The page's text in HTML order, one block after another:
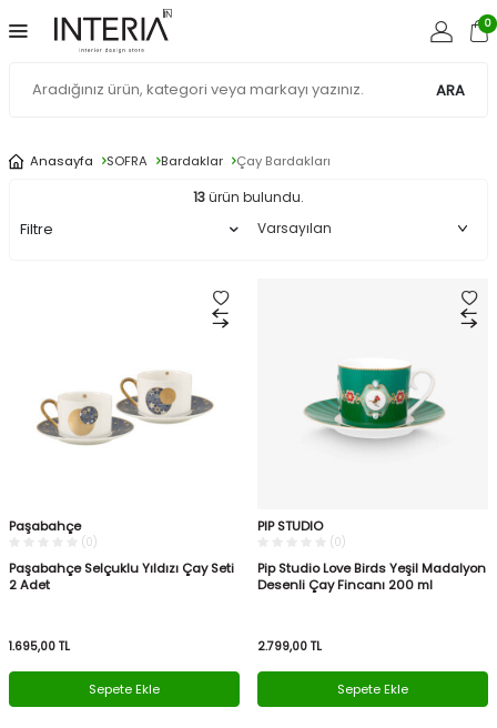
ARA
0
Anasayfa SOFRA Bardaklar Çay Bardakları
Filtre
13ürün bulundu.
Paşabahçe
(0)
Paşabahçe Selçuklu Yıldızı Çay Seti
2 Adet
1.695,00 TL
Sepete Ekle
PIP STUDIO
(0)
Pip Studio Love Birds Yeşil Madalyon
Desenli Çay Fincanı 200 ml
2.799,00 TL
Sepete Ekle